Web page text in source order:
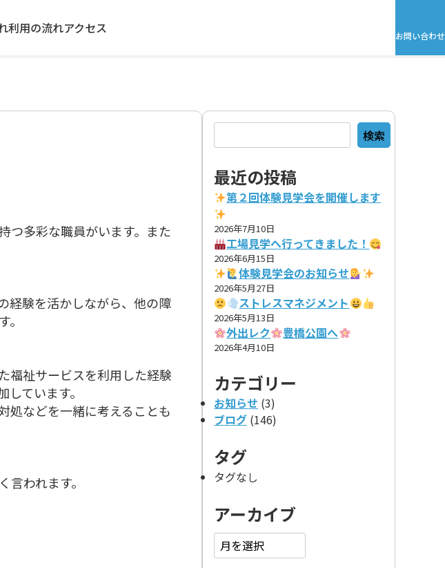
利用の流れアクセス お問い合わせ
つ多彩な職員がいます。また
経験を活かしながら、他の障
福祉サービスを利用した経験
ています。
処などを一緒に考えることも
われます。
検索
最近の投稿
第２回体験見学会を開催します
2026年7月10日
工場見学へ行ってきました！
2026年6月15日
体験見学会のお知らせ
2026年5月27日
ストレスマネジメント
2026年5月13日
外出レク 豊橋公園へ
2026年4月10日
カテゴリー
お知らせ (3)
ブログ (146)
タグ
タグなし
アーカイブ
ア
ー